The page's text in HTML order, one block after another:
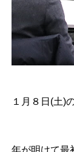
１月８日(土)
年が明けて最